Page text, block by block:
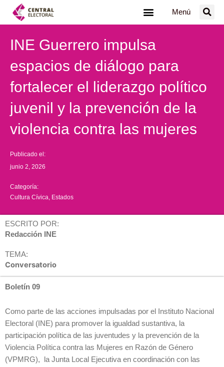
Menú
INE Guerrero impulsa
espacios de diálogo para
fortalecer el liderazgo político
juvenil y la prevención de la
violencia contra las mujeres
Publicado el:
junio 2, 2026
Categoría:
Cultura Cívica Estados
ESCRITO POR:
Redacción INE
TEMA:
Conversatorio
Boletín 09
Como parte de las acciones impulsadas por el Instituto Nacional
Electoral (INE) para promover la igualdad sustantiva, la
participación política de las juventudes y la prevención de la
Violencia Política contra las Mujeres en Razón de Género
(VPMRG), la Junta Local Ejecutiva en coordinación con las